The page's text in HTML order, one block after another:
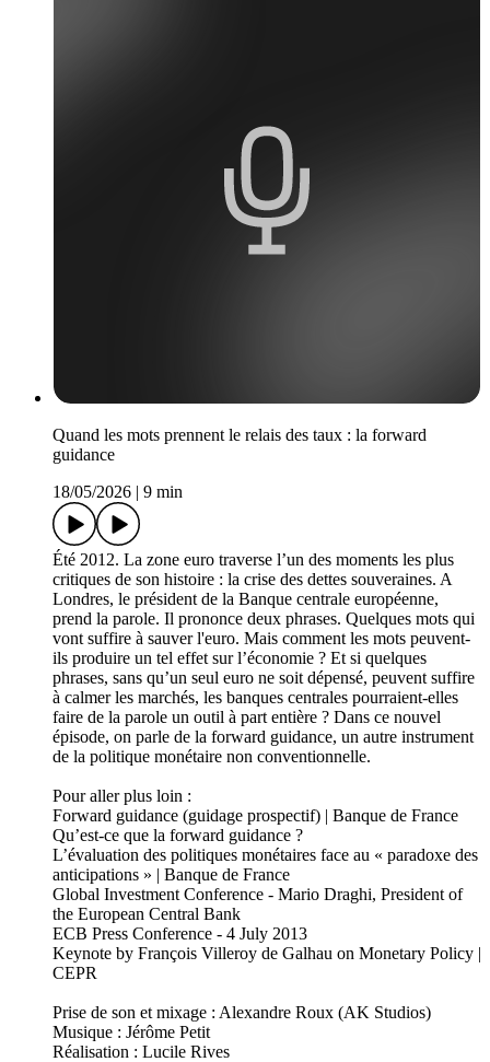
Quand les mots prennent le relais des taux : la forward
guidance
18/05/2026 | 9 min
Été 2012. La zone euro traverse l’un des moments les plus
critiques de son histoire : la crise des dettes souveraines. A
Londres, le président de la Banque centrale européenne,
prend la parole. Il prononce deux phrases. Quelques mots qui
vont suffire à sauver l'euro. Mais comment les mots peuvent-
ils produire un tel effet sur l’économie ? Et si quelques
phrases, sans qu’un seul euro ne soit dépensé, peuvent suffire
à calmer les marchés, les banques centrales pourraient-elles
faire de la parole un outil à part entière ? Dans ce nouvel
épisode, on parle de la forward guidance, un autre instrument
de la politique monétaire non conventionnelle.
Pour aller plus loin :
Forward guidance (guidage prospectif) | Banque de France
Qu’est-ce que la forward guidance ?
L’évaluation des politiques monétaires face au « paradoxe des
anticipations » | Banque de France
Global Investment Conference - Mario Draghi, President of
the European Central Bank
ECB Press Conference - 4 July 2013
Keynote by François Villeroy de Galhau on Monetary Policy |
CEPR
Prise de son et mixage : Alexandre Roux (AK Studios)
Musique : Jérôme Petit
Réalisation : Lucile Rives